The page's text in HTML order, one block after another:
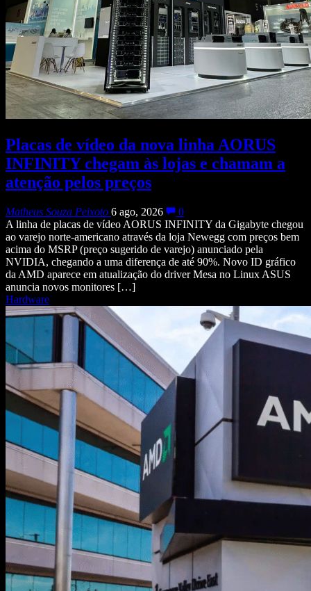
Placas de vídeo da nova linha AORUS
INFINITY chegam às lojas e chamam a
atenção pelos preços
Matheus Souza Peixoto 6 ago, 2026
0
A linha de placas de vídeo AORUS INFINITY da Gigabyte chegou
ao varejo norte-americano através da loja Newegg com preços bem
acima do MSRP (preço sugerido de varejo) anunciado pela
NVIDIA, chegando a uma diferença de até 90%. Novo ID gráfico
da AMD aparece em atualização do driver Mesa no Linux ASUS
anuncia novos monitores […]
Hardware